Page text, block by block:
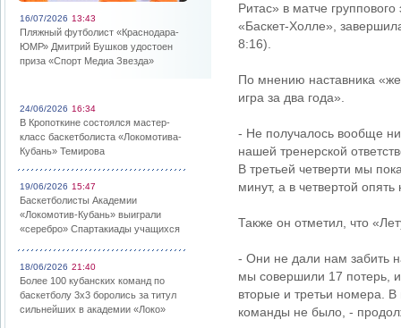
16/07/2026 13:43
Пляжный футболист «Краснодара-
ЮМР» Дмитрий Бушков удостоен
приза «Спорт Медиа Звезда»
24/06/2026 16:34
В Кропоткине состоялся мастер-
класс баскетболиста «Локомотива-
Кубань» Темирова
19/06/2026 15:47
Баскетболисты Академии
«Локомотив-Кубань» выиграли
«серебро» Спартакиады учащихся
18/06/2026 21:40
Более 100 кубанских команд по
баскетболу 3х3 боролись за титул
сильнейших в академии «Локо»
Ритас» в матче
«Баскет-Холле»,
8:16).
По мнению наставника
игра за два года».
- Не получалось вообще
нашей тренерской
В третьей четверти мы
минут, а в четвертой
Также он отметил, что
- Они не дали нам забить
мы совершили 17 потерь, и
вторые и третьи номера.
команды не было, -